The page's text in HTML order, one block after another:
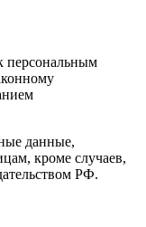
персональным
данные,
кроме случаев,
РФ.